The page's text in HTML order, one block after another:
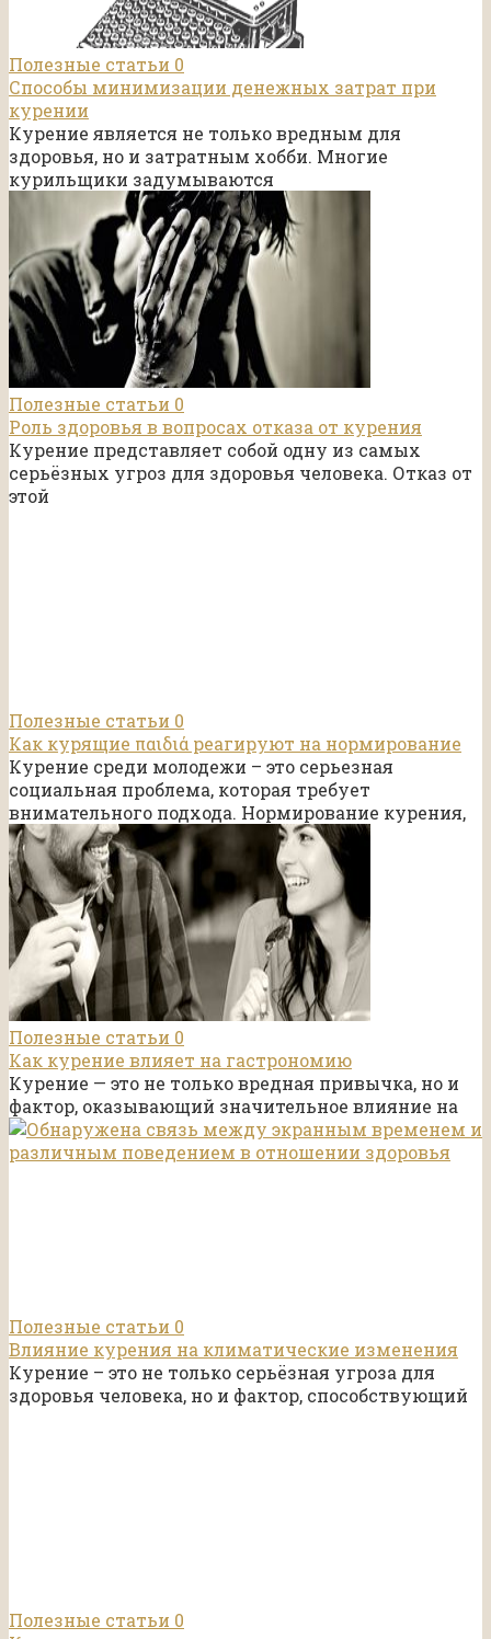
Полезные статьи 0
Способы минимизации денежных затрат при
курении
Курение является не только вредным для
здоровья, но и затратным хобби. Многие
курильщики задумываются
Полезные статьи 0
Роль здоровья в вопросах отказа от курения
Курение представляет собой одну из самых
серьёзных угроз для здоровья человека. Отказ от
этой
Полезные статьи 0
Как курящие παιδιά реагируют на нормирование
Курение среди молодежи – это серьезная
социальная проблема, которая требует
внимательного подхода. Нормирование курения,
Полезные статьи 0
Как курение влияет на гастрономию
Курение — это не только вредная привычка, но и
фактор, оказывающий значительное влияние на
Полезные статьи 0
Влияние курения на климатические изменения
Курение – это не только серьёзная угроза для
здоровья человека, но и фактор, способствующий
Полезные статьи 0